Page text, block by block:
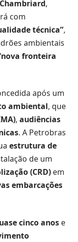
,
com
técnica”,
ambientais
fronteira
após um
ambiental, que
, audiências
. A Petrobras
estrutura de
de um
(CRD) em
embarcações
cinco anos e